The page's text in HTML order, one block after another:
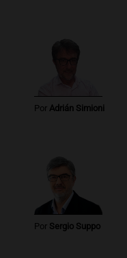
de julio será
en CABA
Una mañana
Audio.Altas
Episodios
Audio.
Chile
conectividad
con Jujuy
Panorama
Por Adrián Simioni
Por Sergio Suppo